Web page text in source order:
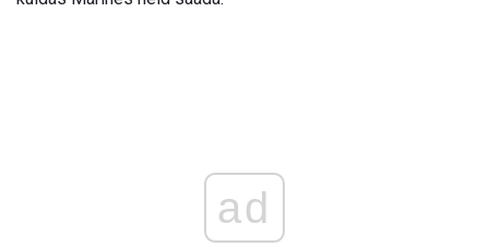
ad